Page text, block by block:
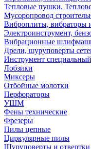
Тепловые пушки,
Мусоропровод
Виброплиты, вибраторы
Электроинструмент,
Вибрационные
Дрели, шуруповерты
Инструмент специальный
Лобзики
Миксеры
Отбойные молотки
Перфораторы
УШМ
Фены технические
Фрезеры
Пилы цепные
Циркулярные пилы
Шуруповерты и